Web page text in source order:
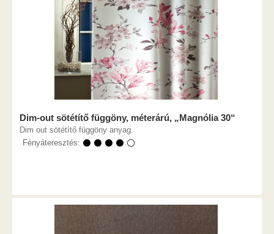
Dim-out sötétítő függöny, méterárú, „Magnólia 30“
Dim out sötétítő függöny anyag.
Fényáteresztés: ⚫ ⚫ ⚫ ⚫ ⚪